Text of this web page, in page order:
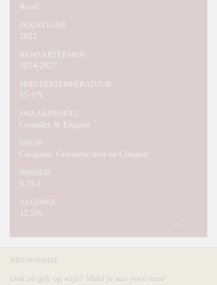
Rood
OOGSTJAAR
2022
BEWAARTERMIJN
2024-2027
SERVEERTEMPERATUUR
15-17C
SMAAKPROFIEL
Complex & Elegant
DRUIF
Carignan, Grenache noir en Cinsault
INHOUD
0.75 L
ALCOHOL
12,5%
NIEUWSBRIEF
Ook zo gek op wijn? Meld je aan voor onze